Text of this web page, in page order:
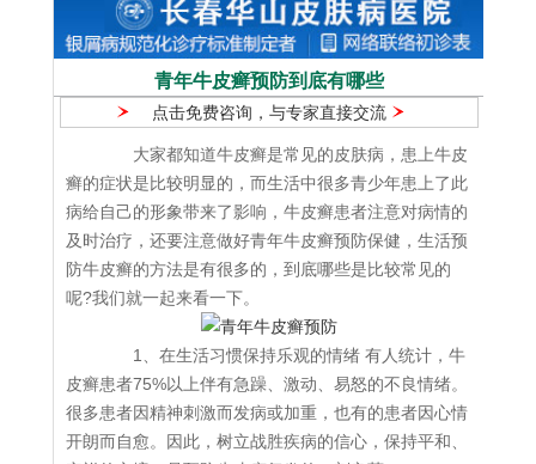
青年牛皮癣预防到底有哪些
点击免费咨询，与专家直接交流
大家都知道牛皮癣是常见的皮肤病，患上牛皮
癣的症状是比较明显的，而生活中很多青少年患上了此
病给自己的形象带来了影响，牛皮癣患者注意对病情的
及时治疗，还要注意做好青年牛皮癣预防保健，生活预
防牛皮癣的方法是有很多的，到底哪些是比较常见的
呢?我们就一起来看一下。
1、在生活习惯保持乐观的情绪 有人统计，牛
皮癣患者75%以上伴有急躁、激动、易怒的不良情绪。
很多患者因精神刺激而发病或加重，也有的患者因心情
开朗而自愈。因此，树立战胜疾病的信心，保持平和、